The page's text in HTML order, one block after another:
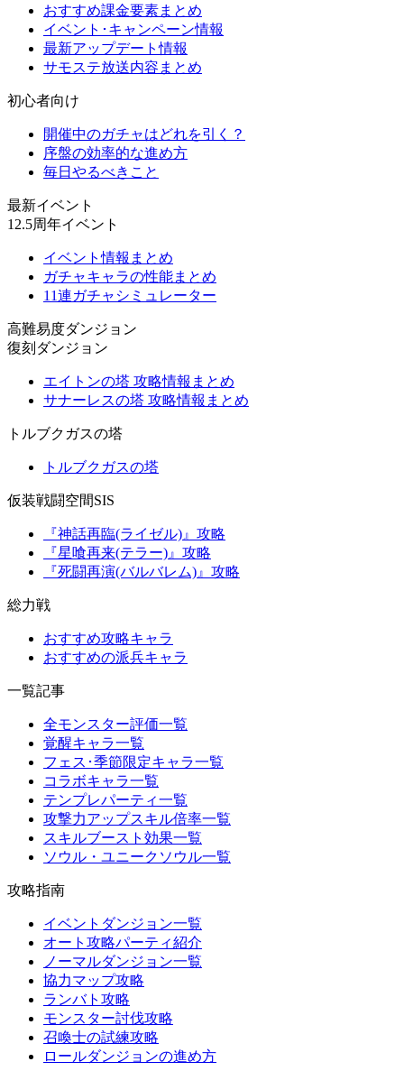
おすすめ課金要素まとめ
イベント･キャンペーン情報
最新アップデート情報
サモステ放送内容まとめ
初心者向け
開催中のガチャはどれを引く？
序盤の効率的な進め方
毎日やるべきこと
最新イベント
12.5周年イベント
イベント情報まとめ
ガチャキャラの性能まとめ
11連ガチャシミュレーター
高難易度ダンジョン
復刻ダンジョン
エイトンの塔 攻略情報まとめ
サナーレスの塔 攻略情報まとめ
トルブクガスの塔
トルブクガスの塔
仮装戦闘空間SIS
『神話再臨(ライゼル)』攻略
『星喰再来(テラー)』攻略
『死闘再演(バルバレム)』攻略
総力戦
おすすめ攻略キャラ
おすすめの派兵キャラ
一覧記事
全モンスター評価一覧
覚醒キャラ一覧
フェス･季節限定キャラ一覧
コラボキャラ一覧
テンプレパーティ一覧
攻撃力アップスキル倍率一覧
スキルブースト効果一覧
ソウル・ユニークソウル一覧
攻略指南
イベントダンジョン一覧
オート攻略パーティ紹介
ノーマルダンジョン一覧
協力マップ攻略
ランバト攻略
モンスター討伐攻略
召喚士の試練攻略
ロールダンジョンの進め方